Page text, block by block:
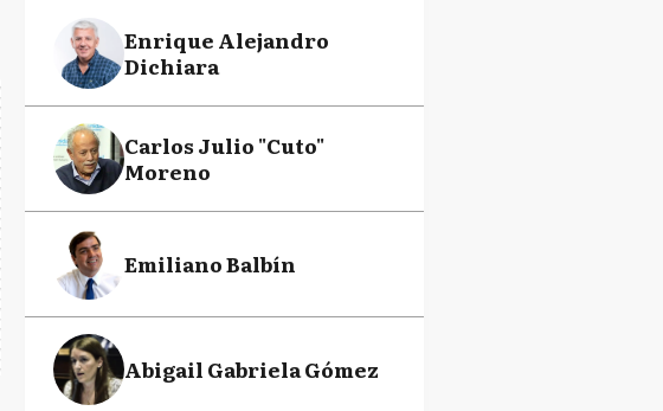
Enrique Alejandro
Dichiara
Carlos Julio "Cuto"
Moreno
Emiliano Balbín
Abigail Gabriela Gómez